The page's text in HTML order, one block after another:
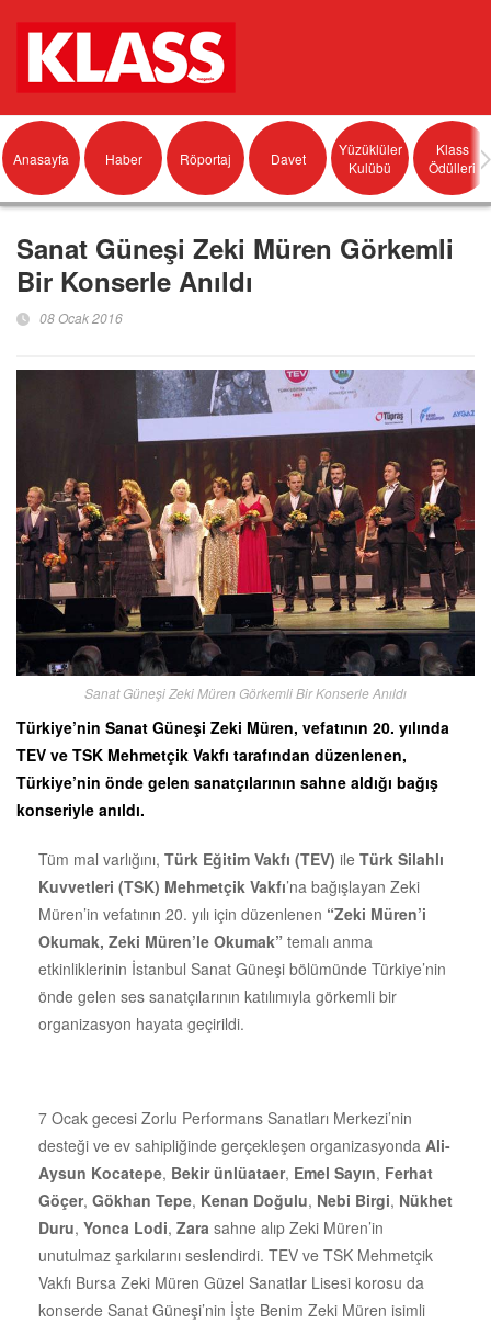
Anasayfa Haber Röportaj Davet
Yüzüklüler
Kulübü
Klass
Ödülleri
Sanat Güneşi Zeki Müren Görkemli
Bir Konserle Anıldı
08 Ocak 2016
Sanat Güneşi Zeki Müren Görkemli Bir Konserle Anıldı
Türkiye’nin Sanat Güneşi Zeki Müren, vefatının 20. yılında
TEV ve TSK Mehmetçik Vakfı tarafından düzenlenen,
Türkiye’nin önde gelen sanatçılarının sahne aldığı bağış
konseriyle anıldı.
Tüm mal varlığını, Türk Eğitim Vakfı (TEV) ile Türk Silahlı
Kuvvetleri (TSK) Mehmetçik Vakfı’na bağışlayan Zeki
Müren’in vefatının 20. yılı için düzenlenen “Zeki Müren’i
Okumak, Zeki Müren’le Okumak” temalı anma
etkinliklerinin İstanbul Sanat Güneşi bölümünde Türkiye’nin
önde gelen ses sanatçılarının katılımıyla görkemli bir
organizasyon hayata geçirildi.
7 Ocak gecesi Zorlu Performans Sanatları Merkezi’nin
desteği ve ev sahipliğinde gerçekleşen organizasyonda Ali-
Aysun Kocatepe, Bekir ünlüataer, Emel Sayın, Ferhat
Göçer, Gökhan Tepe, Kenan Doğulu, Nebi Birgi, Nükhet
Duru, Yonca Lodi, Zara sahne alıp Zeki Müren’in
unutulmaz şarkılarını seslendirdi. TEV ve TSK Mehmetçik
Vakfı Bursa Zeki Müren Güzel Sanatlar Lisesi korosu da
konserde Sanat Güneşi’nin İşte Benim Zeki Müren isimli